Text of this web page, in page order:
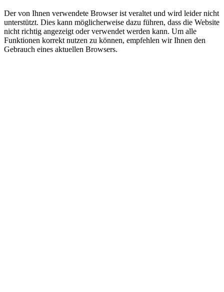
Der von Ihnen verwendete Browser ist veraltet und wird leider nicht
unterstützt. Dies kann möglicherweise dazu führen, dass die Website
nicht richtig angezeigt oder verwendet werden kann. Um alle
Funktionen korrekt nutzen zu können, empfehlen wir Ihnen den
Gebrauch eines aktuellen Browsers.